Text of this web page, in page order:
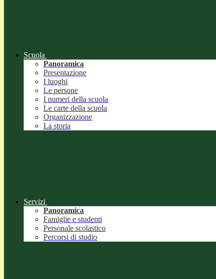
Scuola
Panoramica
Presentazione
I luoghi
Le persone
I numeri della scuola
Le carte della scuola
Organizzazione
La storia
Servizi
Panoramica
Famiglie e studenti
Personale scolastico
Percorsi di studio